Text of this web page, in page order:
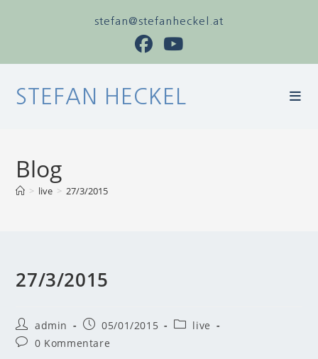
stefan@stefanheckel.at
STEFAN HECKEL
Blog
> live > 27/3/2015
27/3/2015
admin 05/01/2015
live
0 Kommentare